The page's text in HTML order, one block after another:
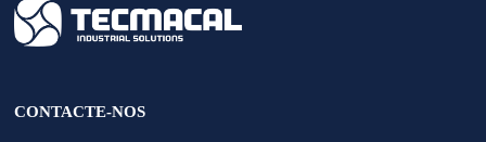
CONTACTE-NOS